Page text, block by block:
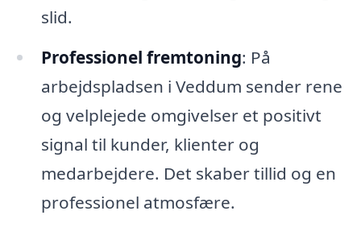
slid.
Professionel fremtoning: På
arbejdspladsen i Veddum sender rene
og velplejede omgivelser et positivt
signal til kunder, klienter og
medarbejdere. Det skaber tillid og en
professionel atmosfære.